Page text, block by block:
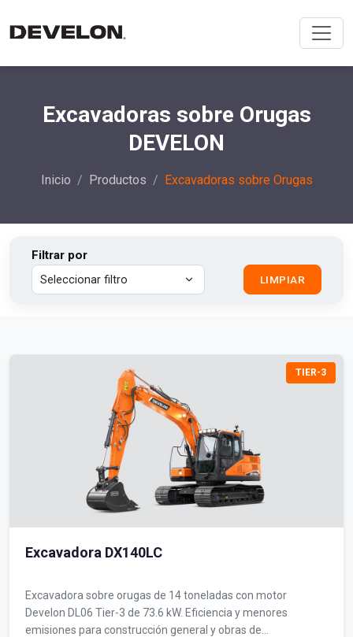
Excavadoras sobre Orugas
DEVELON
Inicio Productos Excavadoras sobre Orugas
Filtrar por
LIMPIAR
TIER-3
Excavadora DX140LC
Excavadora sobre orugas de 14 toneladas con motor
Develon DL06 Tier-3 de 73.6 kW. Eficiencia y menores
emisiones para construcción general y obras de